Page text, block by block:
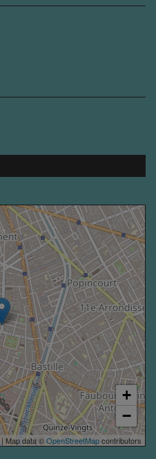
+
−
| Map data ©OpenStreetMapcontributors